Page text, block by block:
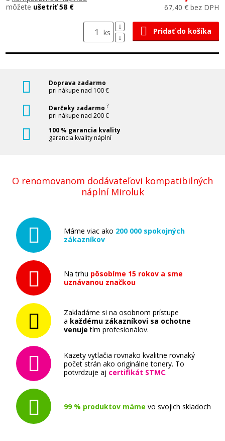
môžete ušetriť 58 € 67,40 € bez DPH
ks Pridať do košíka
Doprava zadarmo
pri nákupe nad 100 €
Darčeky zadarmo ?
pri nákupe nad 200 €
100 % garancia kvality
garancia kvality náplní
O renomovanom dodávateľovi kompatibilných
náplní Miroluk
Máme viac ako 200 000 spokojných
zákazníkov
Na trhu pôsobíme 15 rokov a sme
uznávanou značkou
Zakladáme si na osobnom prístupe
a každému zákazníkovi sa ochotne
venuje tím profesionálov.
Kazety vytlačia rovnako kvalitne rovnaký
počet strán ako originálne tonery. To
potvrdzuje aj certifikát STMC.
99 % produktov máme vo svojich skladoch